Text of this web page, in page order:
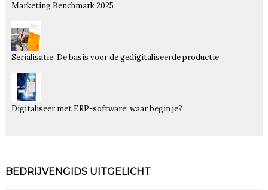
Marketing Benchmark 2025
Serialisatie: De basis voor de gedigitaliseerde productie
Digitaliseer met ERP-software: waar begin je?
BEDRIJVENGIDS UITGELICHT